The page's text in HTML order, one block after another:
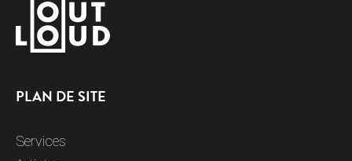
PLAN DE SITE
Services